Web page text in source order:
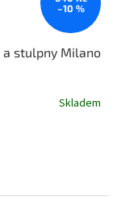
–10 %
a stulpny Milano
Skladem